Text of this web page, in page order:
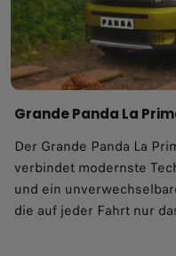
Grande Panda La
Der Grande Panda La
verbindet modernste
und ein
die auf jeder Fahrt nur